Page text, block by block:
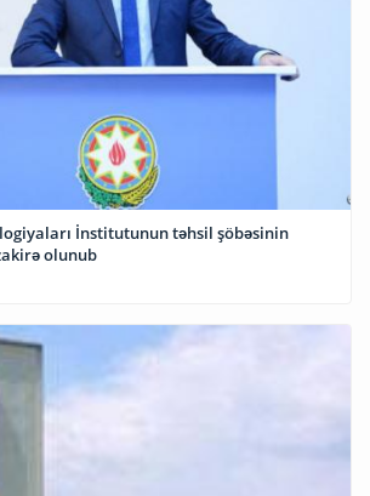
İnstitutunun təhsil şöbəsinin
olunub